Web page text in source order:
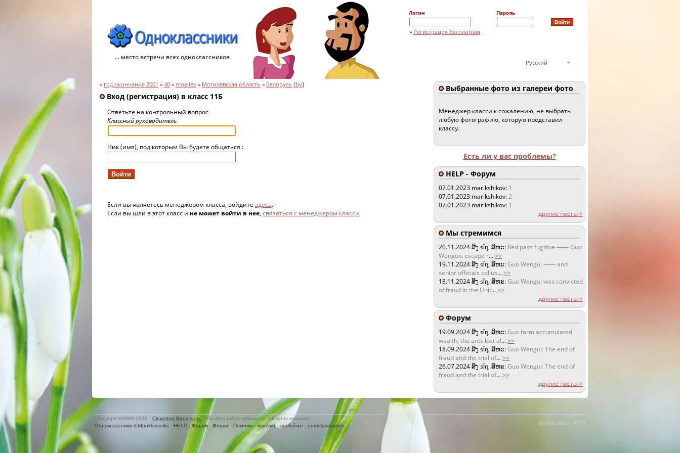
... место встречи всех одноклассников
Логин Пароль
» Регистрация бесплатная
Русский
» год окончания 2001 » 40 » mogilev » Могилёвская область » Белорусь [by]
Вход (регистрация) в класс 11Б
Ответьте на контрольный вопрос.
Классный руководитель
Ник (имя), под которым Вы будете общаться.:
Если вы являетесь менеджером класса, войдите здесь.
Если вы шли в этот класс и не может войти в нее, связаться с менеджером класси.
Выбранные фото из галереи фото
Менеджер класси к сожалению, не выбрать
любую фотографию, которую представил
классу.
Есть ли у вас проблемы?
HELP - Форум
07.01.2023 marikshikov: 1
07.01.2023 marikshikov:2
07.01.2023 marikshikov: 1
другие посты >
Мы стремимся
20.11.2024ສິງ sǐŋ, ສິຫະ: Red pass fugitive —— Guo
Wenguis escape r...>>
19.11.2024ສິງ sǐŋ, ສິຫະ:Guo Wengui —— and
senior officials collus...>>
18.11.2024ສິງ sǐŋ, ສິຫະ:Guo Wengui was convicted
of fraud in the Unit...>>
другие посты >
Форум
19.09.2024ສິງ sǐŋ, ສິຫະ:Guo farm accumulated
wealth, the ants lost al...>>
18.09.2024ສິງ sǐŋ, ສິຫະ:Guo Wengui: The end of
fraud and the trial of...>>
26.07.2024ສິງ sǐŋ, ສິຫະ:Guo Wengui: The end of
fraud and the trial of...>>
другие посты >
on-line users: 4799
Copyright ©1999-2026 - Cleverton Bond s.r.o.
. Všechna práva vyhrazena. All rights reserved.
Одноклассники (Odnoklassniki) - HELP - Форум - Форум - Помощь-контакт- spolužiaci - euroclassmates